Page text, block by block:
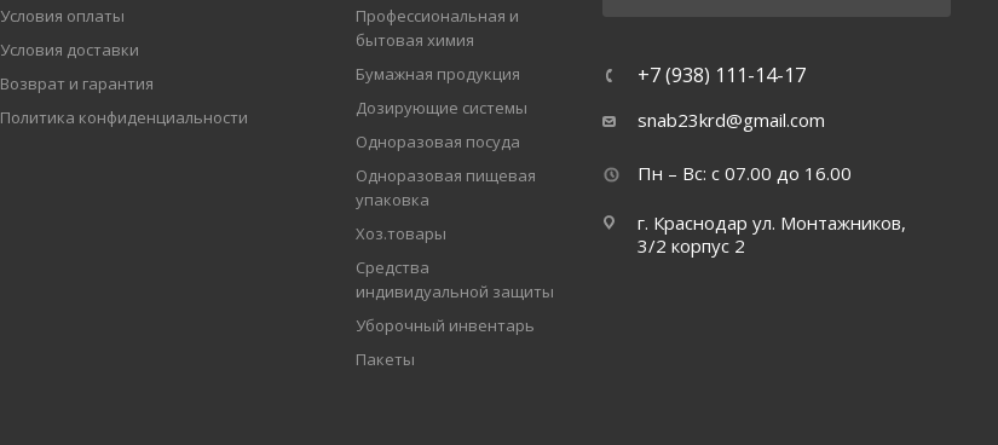
Условия оплаты
Условия доставки
Возврат и гарантия
Политика конфиденциальности
Профессиональная и
бытовая химия
Бумажная продукция
Дозирующие системы
Одноразовая посуда
Одноразовая пищевая
упаковка
Хоз.товары
Средства
индивидуальной защиты
Уборочный инвентарь
Пакеты
+7 (938) 111-14-17
snab23krd@gmail.com
Пн – Вс: с 07.00 до 16.00
г. Краснодар ул. Монтажников,
3/2 корпус 2